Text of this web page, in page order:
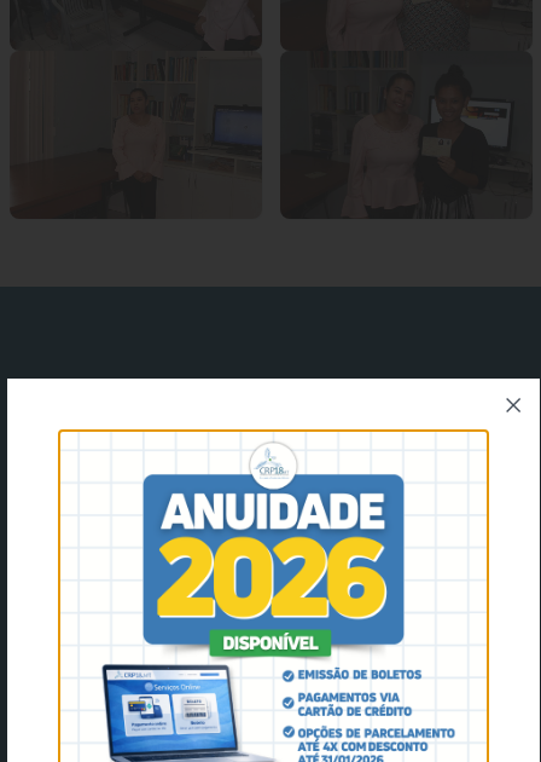
facebookinstagram
youtube
Twitter
Rua das Pérolas, 201, Bosque da Saúde, Cuiabá - MT,
(65) 3627-7188
crpmt@crpmt.org.br
8h ás 17h
Dpto de Orientação Técnica: